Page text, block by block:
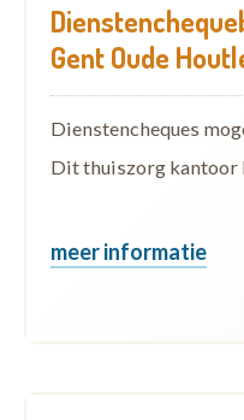
Gent Oude
Dienstencheques
Dit thuiszorg kantoor
meer informatie